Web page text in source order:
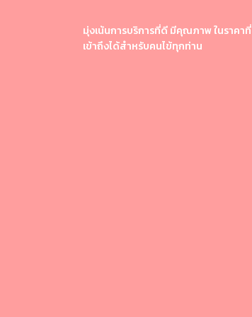
มุ่งเน้นการบริการที่ดี มีคุณภาพ ในราคาที่
เข้าถึงได้สำหรับคนไข้ทุกท่าน